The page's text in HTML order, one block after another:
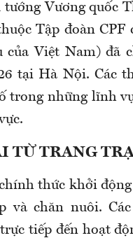
tướng Vương quốc
Tập đoàn
của Việt Nam) đã
tại Hà Nội. Các
trong những lĩnh
TỪ TRANG
thức khởi
và chăn nuôi.
tiếp đến hoạt